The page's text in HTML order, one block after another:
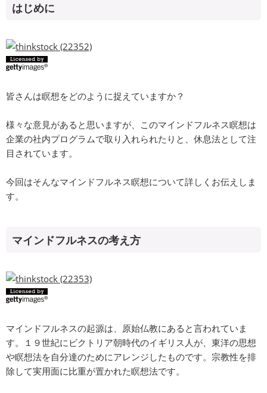
はじめに
皆さんは瞑想をどのように捉えていますか？
様々な意見があると思いますが、このマインドフルネス瞑想は
企業の社内プログラムで取り入れられたりと、休息法として注
目されています。
今回はそんなマインドフルネス瞑想について詳しくお伝えしま
す。
マインドフルネスの考え方
マインドフルネスの起源は、原始仏教にあると言われていま
す。１９世紀にビクトリア朝時代のイギリス人が、東洋の思想
や瞑想法を自分達のためにアレンジしたものです。宗教性を排
除して実用面に比重が置かれた瞑想法です。